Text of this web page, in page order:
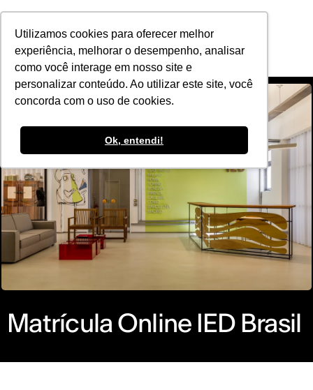
Utilizamos cookies para oferecer melhor
experiência, melhorar o desempenho, analisar
como você interage em nosso site e
personalizar conteúdo. Ao utilizar este site, você
concorda com o uso de cookies.
Ok, entendi!
POR
Matrícula Online IED Brasil